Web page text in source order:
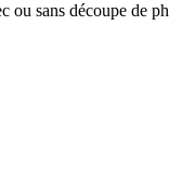
sans découpe de